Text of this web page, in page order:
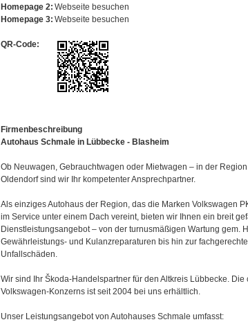
Homepage 2: Webseite besuchen
Homepage 3: Webseite besuchen
QR-Code:
Firmenbeschreibung
Autohaus Schmale in Lübbecke - Blasheim
Ob Neuwagen, Gebrauchtwagen oder Mietwagen – in der
Oldendorf sind wir Ihr kompetenter Ansprechpartner.
Als einziges Autohaus der Region, das die Marken Volkswagen
im Service unter einem Dach vereint, bieten wir Ihnen ein breit
Dienstleistungsangebot – von der turnusmäßigen Wartung gem.
Gewährleistungs- und Kulanzreparaturen bis hin zur
Unfallschäden.
Wir sind Ihr Škoda-Handelspartner für den Altkreis Lübbecke.
Volkswagen-Konzerns ist seit 2004 bei uns erhältlich.
Unser Leistungsangebot von Autohauses Schmale umfasst: